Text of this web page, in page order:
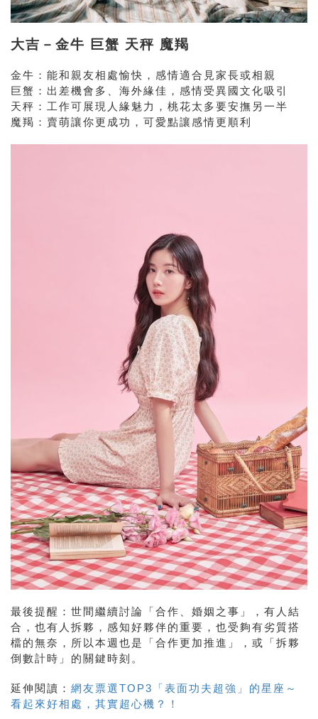
大吉－金牛 巨蟹 天秤 魔羯
金牛：能和親友相處愉快，感情適合見家長或相親
巨蟹：出差機會多、海外緣佳，感情受異國文化吸引
天秤：工作可展現人緣魅力，桃花太多要安撫另一半
魔羯：賣萌讓你更成功，可愛點讓感情更順利
最後提醒：世間繼續討論「合作、婚姻之事」，有人結
合，也有人拆夥，感知好夥伴的重要，也受夠有劣質搭
檔的無奈，所以本週也是「合作更加推進」，或「拆夥
倒數計時」的關鍵時刻。
延伸閱讀： 網友票選TOP3「表面功夫超強」的星座～
看起來好相處，其實超心機？！